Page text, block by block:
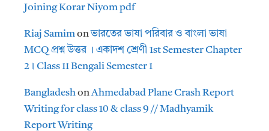
Joining Korar Niyom pdf
Riaj Samimonভারতের ভাষা পরিবার ও বাংলা ভাষা
MCQ প্রশ্ন উত্তর । একাদশ শ্রেণী 1st Semester Chapter
2। Class 11 Bengali Semester 1
BangladeshonAhmedabad Plane Crash Report
Writing for class 10 & class 9 // Madhyamik
Report Writing